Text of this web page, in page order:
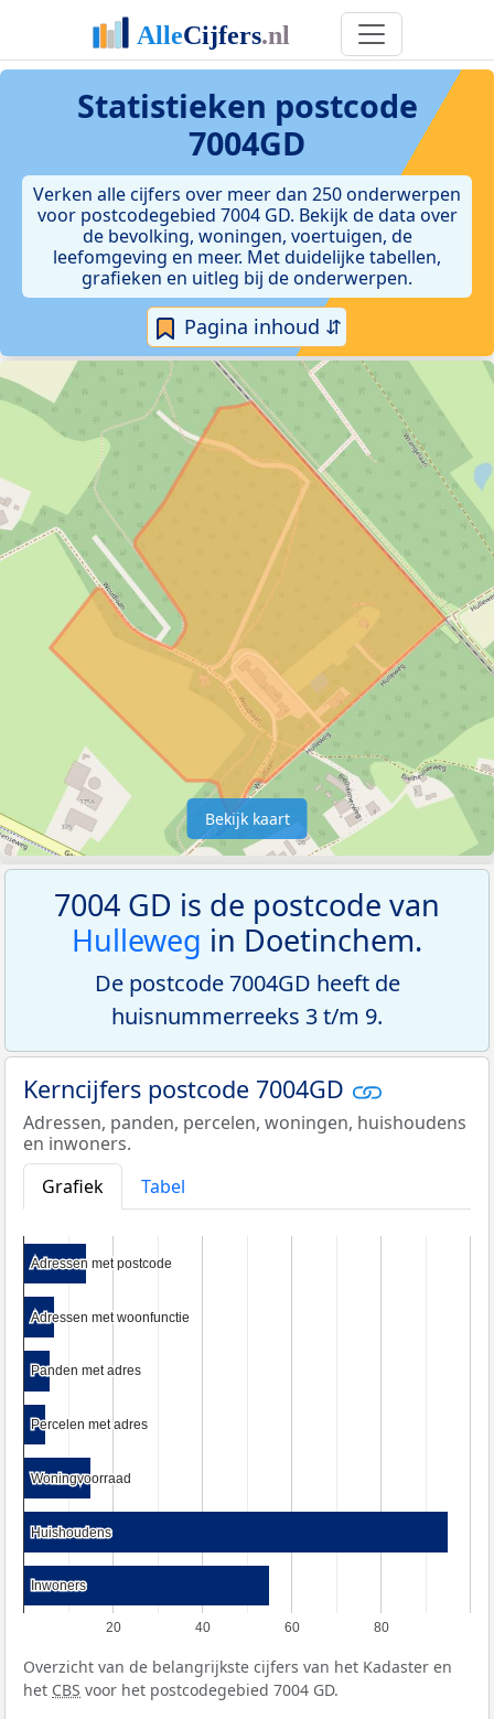
Statistieken postcode
7004GD
Verken alle cijfers over meer dan 250 onderwerpen
voor postcodegebied 7004 GD. Bekijk de data over
de bevolking, woningen, voertuigen, de
leefomgeving en meer. Met duidelijke tabellen,
grafieken en uitleg bij de onderwerpen.
Pagina inhoud ⇵
Bekijk kaart
7004 GD is de postcode van
Hulleweg in Doetinchem.
De postcode 7004GD heeft de
huisnummerreeks 3 t/m 9.
Kerncijfers postcode 7004GD
Adressen, panden, percelen, woningen, huishoudens
en inwoners.
Grafiek
Tabel
20 40 60 80
Adressen met postcode
Adressen met postcode
Adressen met woonfunctie
Adressen met woonfunctie
Panden met adres
Panden met adres
Percelen met adres
Percelen met adres
Woningvoorraad
Woningvoorraad
Huishoudens
Huishoudens
Inwoners
Inwoners
Overzicht van de belangrijkste cijfers van het Kadaster en
het CBS voor het postcodegebied 7004 GD.